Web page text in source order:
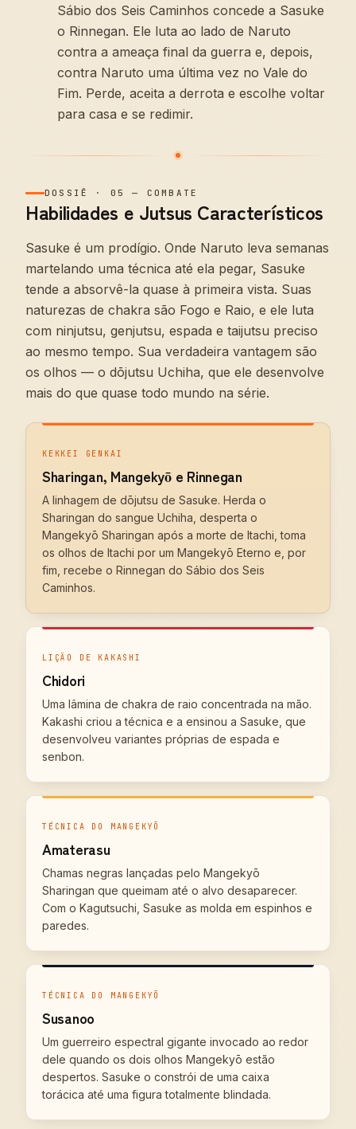
Sábio dos Seis Caminhos concede a Sasuke
o Rinnegan. Ele luta ao lado de Naruto
contra a ameaça final da guerra e, depois,
contra Naruto uma última vez no Vale do
Fim. Perde, aceita a derrota e escolhe voltar
para casa e se redimir.
DOSSIÊ · 05 — COMBATE
Habilidades e Jutsus Característicos
Sasuke é um prodígio. Onde Naruto leva semanas
martelando uma técnica até ela pegar, Sasuke
tende a absorvê-la quase à primeira vista. Suas
naturezas de chakra são Fogo e Raio, e ele luta
com ninjutsu, genjutsu, espada e taijutsu preciso
ao mesmo tempo. Sua verdadeira vantagem são
os olhos — o dōjutsu Uchiha, que ele desenvolve
mais do que quase todo mundo na série.
KEKKEI GENKAI
Sharingan, Mangekyō e Rinnegan
A linhagem de dōjutsu de Sasuke. Herda o
Sharingan do sangue Uchiha, desperta o
Mangekyō Sharingan após a morte de Itachi, toma
os olhos de Itachi por um Mangekyō Eterno e, por
fim, recebe o Rinnegan do Sábio dos Seis
Caminhos.
LIÇÃO DE KAKASHI
Chidori
Uma lâmina de chakra de raio concentrada na mão.
Kakashi criou a técnica e a ensinou a Sasuke, que
desenvolveu variantes próprias de espada e
senbon.
TÉCNICA DO MANGEKYŌ
Amaterasu
Chamas negras lançadas pelo Mangekyō
Sharingan que queimam até o alvo desaparecer.
Com o Kagutsuchi, Sasuke as molda em espinhos e
paredes.
TÉCNICA DO MANGEKYŌ
Susanoo
Um guerreiro espectral gigante invocado ao redor
dele quando os dois olhos Mangekyō estão
despertos. Sasuke o constrói de uma caixa
torácica até uma figura totalmente blindada.